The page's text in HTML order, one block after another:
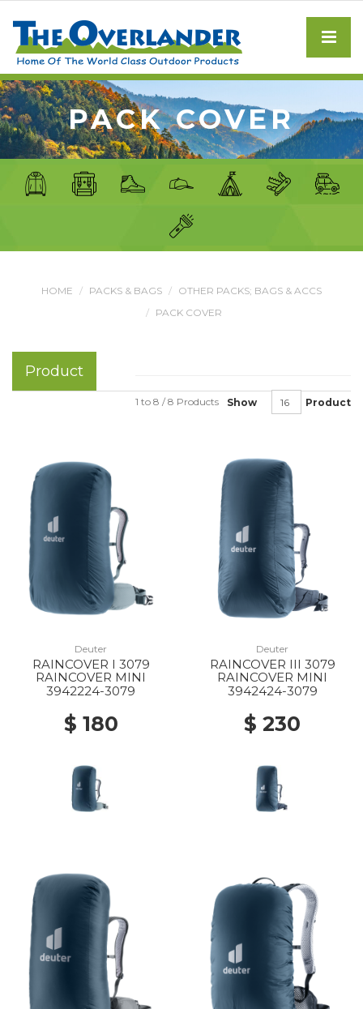
PACK COVER
HOME PACKS & BAGS
OTHER PACKS; BAGS & ACCS
PACK COVER
Product
Show Product
1 to 8 / 8 Products
Deuter
RAINCOVER I 3079
RAINCOVER MINI
3942224-3079
$ 180
Deuter
RAINCOVER III 3079
RAINCOVER MINI
3942424-3079
$ 230